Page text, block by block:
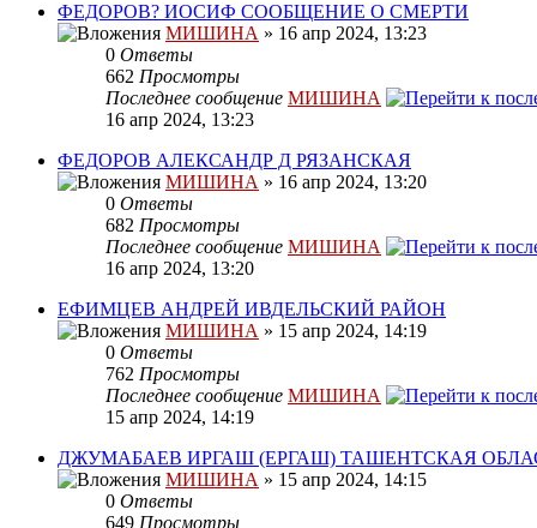
ФЕДОРОВ? ИОСИФ СООБЩЕНИЕ О СМЕРТИ
МИШИНА » 16 апр 2024, 13:23
0 Ответы
662 Просмотры
Последнее сообщение МИШИНА
16 апр 2024, 13:23
ФЕДОРОВ АЛЕКСАНДР Д РЯЗАНСКАЯ
МИШИНА » 16 апр 2024, 13:20
0 Ответы
682 Просмотры
Последнее сообщение МИШИНА
16 апр 2024, 13:20
ЕФИМЦЕВ АНДРЕЙ ИВДЕЛЬСКИЙ РАЙОН
МИШИНА » 15 апр 2024, 14:19
0 Ответы
762 Просмотры
Последнее сообщение МИШИНА
15 апр 2024, 14:19
ДЖУМАБАЕВ ИРГАШ (ЕРГАШ) ТАШЕНТСКАЯ
МИШИНА » 15 апр 2024, 14:15
0 Ответы
649 Просмотры